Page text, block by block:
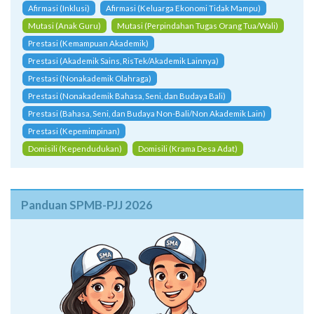
Afirmasi (Inklusi)
Afirmasi (Keluarga Ekonomi Tidak Mampu)
Mutasi (Anak Guru)
Mutasi (Perpindahan Tugas Orang Tua/Wali)
Prestasi (Kemampuan Akademik)
Prestasi (Akademik Sains, RisTek/Akademik Lainnya)
Prestasi (Nonakademik Olahraga)
Prestasi (Nonakademik Bahasa, Seni, dan Budaya Bali)
Prestasi (Bahasa, Seni, dan Budaya Non-Bali/Non Akademik Lain)
Prestasi (Kepemimpinan)
Domisili (Kependudukan)
Domisili (Krama Desa Adat)
Panduan SPMB-PJJ 2026